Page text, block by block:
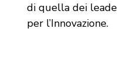
di quella dei
per l’Innovazione.